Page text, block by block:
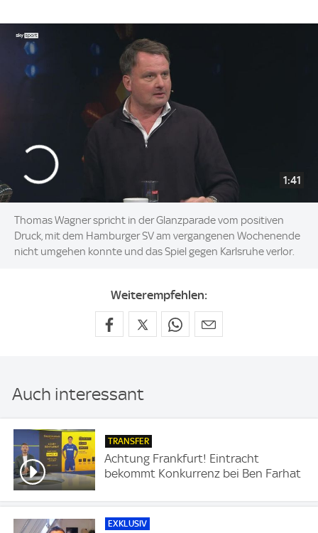
1:41
Thomas Wagner spricht in der Glanzparade vom positiven
Druck, mit dem Hamburger SV am vergangenen Wochenende
nicht umgehen konnte und das Spiel gegen Karlsruhe verlor.
Weiterempfehlen:
Auch interessant
TRANSFER
Achtung Frankfurt! Eintracht
bekommt Konkurrenz bei Ben Farhat
EXKLUSIV